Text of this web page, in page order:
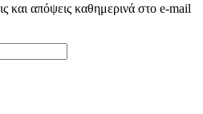
και απόψεις καθημερινά στο e-mail